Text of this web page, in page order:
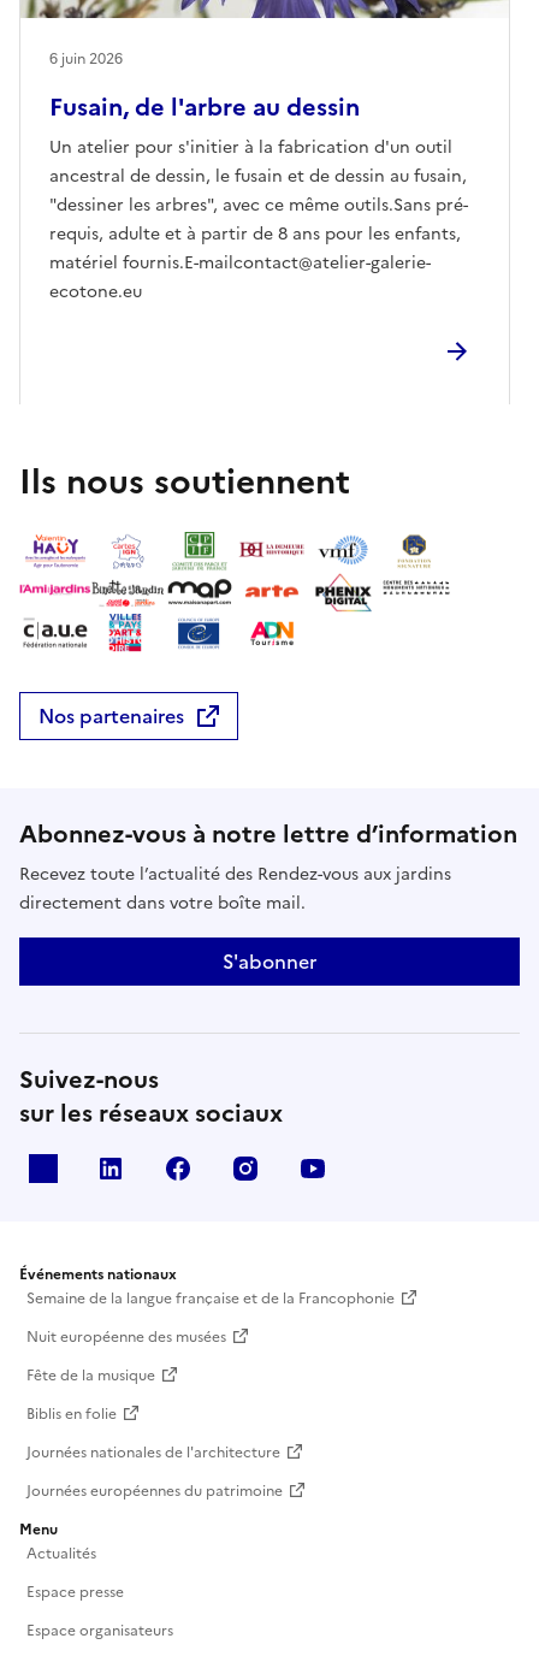
Fusain, de l'arbre au dessin
Un atelier pour s'initier à la fabrication d'un outil
ancestral de dessin, le fusain et de dessin au fusain,
"dessiner les arbres", avec ce même outils.Sans pré-
requis, adulte et à partir de 8 ans pour les enfants,
matériel fournis.E-mailcontact@atelier-galerie-
ecotone.eu
6 juin 2026
Ils nous soutiennent
Nos partenaires
Abonnez-vous à notre lettre d’information
Recevez toute l’actualité des Rendez-vous aux jardins
directement dans votre boîte mail.
S'abonner
Suivez-nous
sur les réseaux sociaux
Linkedin Facebook Instagram
Événements nationaux
Semaine de la langue française et de la Francophonie
Nuit européenne des musées
Fête de la musique
Biblis en folie
Journées nationales de l'architecture
Journées européennes du patrimoine
Menu
Actualités
Espace presse
Espace organisateurs